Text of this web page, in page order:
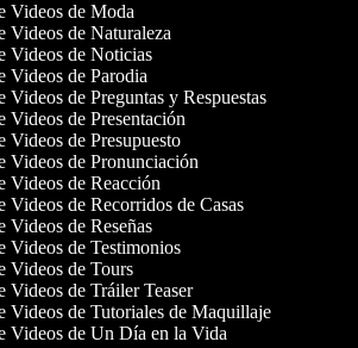
Videos de Moda
Videos de Naturaleza
Videos de Noticias
Videos de Parodia
Videos de Preguntas y Respuestas
Videos de Presentación
Videos de Presupuesto
Videos de Pronunciación
Videos de Reacción
Videos de Recorridos de Casas
Videos de Reseñas
Videos de Testimonios
Videos de Tours
Videos de Tráiler Teaser
Videos de Tutoriales de Maquillaje
Videos de Un Día en la Vida